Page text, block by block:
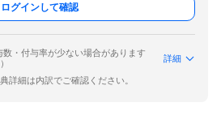
ログインして確認
・付与率が少ない場合があります
詳細
詳細は内訳でご確認ください。